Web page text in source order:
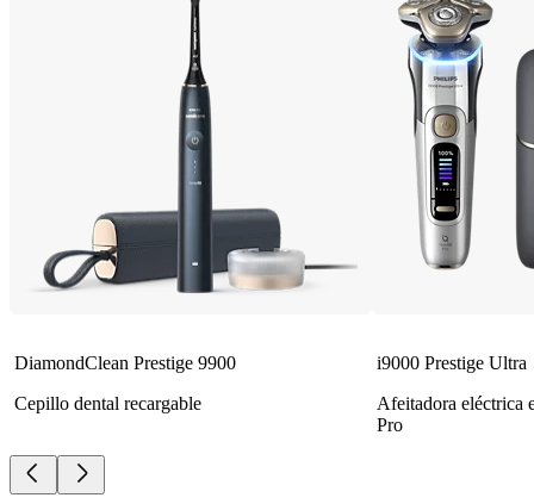
DiamondClean Prestige 9900
Cepillo dental recargable
i9000 Prestige Ultra
Afeitadora eléctrica
Pro